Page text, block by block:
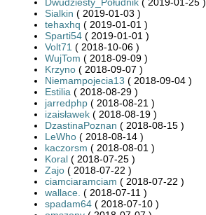
Sialkin ( 2019-01-03 )
tehaxhq ( 2019-01-01 )
Sparti54 ( 2019-01-01 )
Volt71 ( 2018-10-06 )
WujTom ( 2018-09-09 )
Krzyno ( 2018-09-07 )
Niemampojecia13 ( 2018-09-04 )
Estilia ( 2018-08-29 )
jarredphp ( 2018-08-21 )
izaisławek ( 2018-08-19 )
DzastinaPoznan ( 2018-08-15 )
LeWho ( 2018-08-14 )
kaczorsm ( 2018-08-01 )
Koral ( 2018-07-25 )
Zajo ( 2018-07-22 )
ciamciaramciam ( 2018-07-22 )
wallace. ( 2018-07-11 )
spadam64 ( 2018-07-10 )